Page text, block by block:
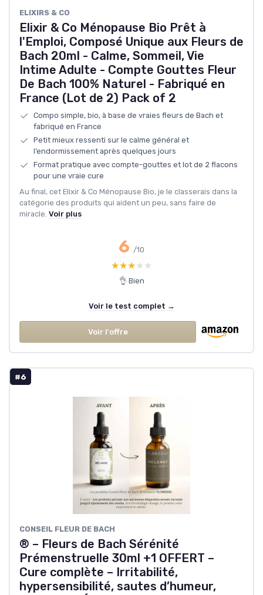
‎ELIXIRS & CO
Elixir & Co Ménopause Bio Prêt à
l'Emploi, Composé Unique aux Fleurs de
Bach 20ml - Calme, Sommeil, Vie
Intime Adulte - Compte Gouttes Fleur
De Bach 100% Naturel - Fabriqué en
France (Lot de 2) Pack of 2
Compo simple, bio, à base de vraies fleurs de Bach et
fabriqué en France
Petit mieux ressenti sur le calme général et
l’endormissement après quelques jours
Format pratique avec compte-gouttes et lot de 2 flacons
pour une vraie cure
Au final, cet Elixir & Co Ménopause Bio, je le classerais dans la
catégorie des produits qui aident un peu, sans faire de
miracle. Voir plus
6 /10
★★★★★
★★★★★
👌 Bien
Voir le test complet →
Voir l'offre
#6
‎CONSEIL FLEUR DE BACH
® – Fleurs de Bach Sérénité
Prémenstruelle 30ml +1 OFFERT –
Cure complète – Irritabilité,
hypersensibilité, sautes d’humeur,